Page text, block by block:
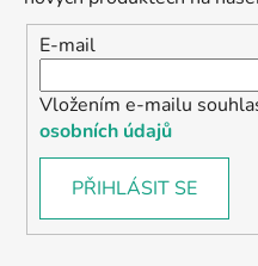
E-mail
Vložením e-mailu
osobních údajů
PŘIHLÁSIT SE